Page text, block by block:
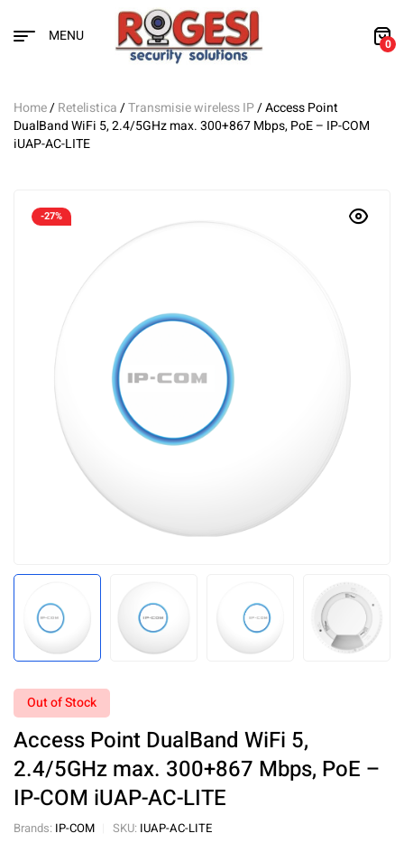
MENU 0
Home/Retelistica/Transmisie wireless IP/ Access Point
DualBand WiFi 5, 2.4/5GHz max. 300+867 Mbps, PoE – IP-COM
iUAP-AC-LITE
-27%
Out of Stock
Access Point DualBand WiFi 5,
2.4/5GHz max. 300+867 Mbps, PoE –
IP-COM iUAP-AC-LITE
Brands: IP-COM SKU: IUAP-AC-LITE